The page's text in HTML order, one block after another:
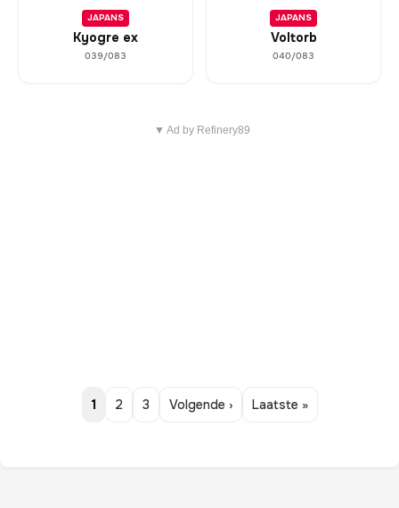
JAPANS
Kyogre ex
039/083
JAPANS
Voltorb
040/083
▼ Ad by Refinery89
1 2 3 Volgende › Laatste »